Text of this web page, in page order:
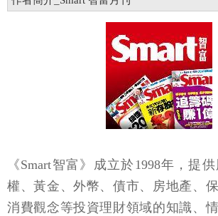
《Smart智富》成立於1998年，提
權、黃金、外幣、債市、房地產、保
消費觀念等投資理財領域的知識、情